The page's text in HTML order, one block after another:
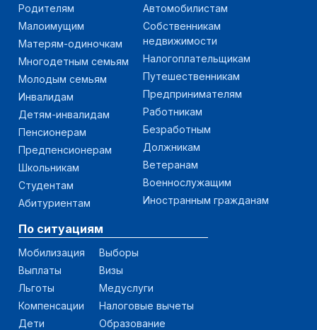
Родителям
Малоимущим
Матерям-одиночкам
Многодетным семьям
Молодым семьям
Инвалидам
Детям-инвалидам
Пенсионерам
Предпенсионерам
Школьникам
Студентам
Абитуриентам
Автомобилистам
Собственникам
недвижимости
Налогоплательщикам
Путешественникам
Предпринимателям
Работникам
Безработным
Должникам
Ветеранам
Военнослужащим
Иностранным гражданам
По ситуациям
Мобилизация
Выплаты
Льготы
Компенсации
Дети
Выборы
Визы
Медуслуги
Налоговые вычеты
Образование